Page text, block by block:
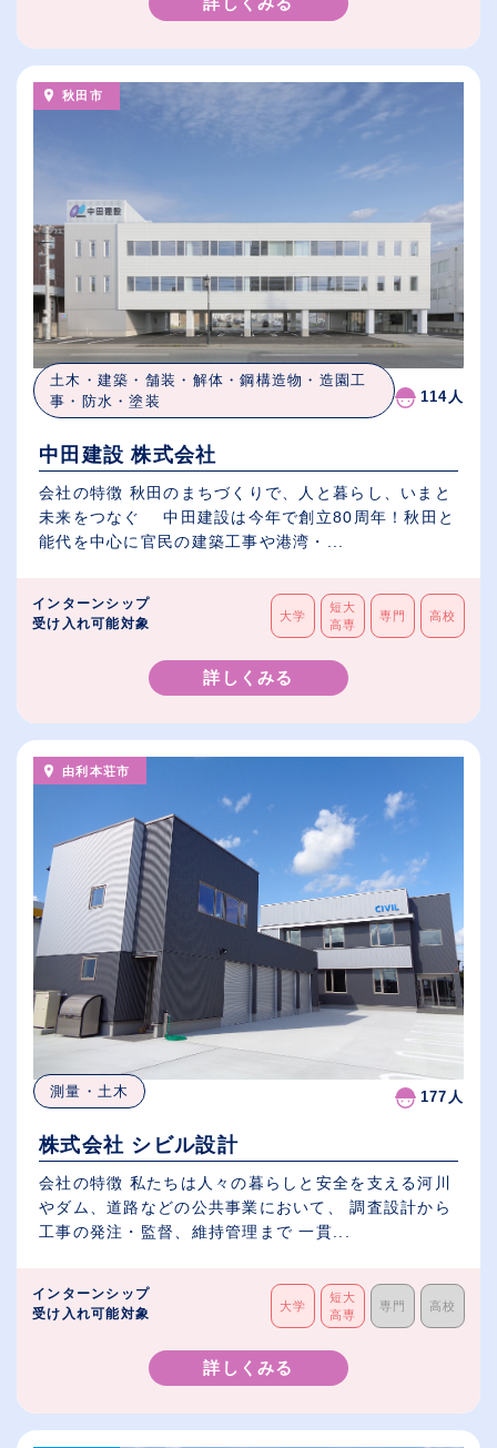
秋田市
土木・建築・舗装・解体・鋼構造物・造園工
事・防水・塗装
114人
中田建設 株式会社
会社の特徴 秋田のまちづくりで、人と暮らし、いまと
未来をつなぐ 中田建設は今年で創立80周年！秋田と
能代を中心に官民の建築工事や港湾・...
インターンシップ
受け入れ可能対象
大学
短大
高専
専門 高校
詳しくみる
由利本荘市
測量・土木 177人
株式会社 シビル設計
会社の特徴 私たちは人々の暮らしと安全を支える河川
やダム、道路などの公共事業において、 調査設計から
工事の発注・監督、維持管理まで 一貫...
インターンシップ
受け入れ可能対象
大学
短大
高専
専門 高校
詳しくみる